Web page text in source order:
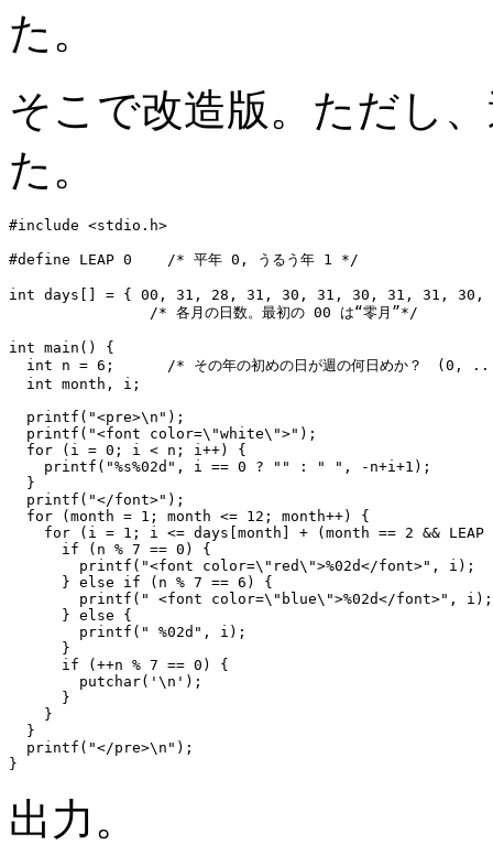
た。
そこで改造版。ただし
た。
#include <stdio.h>
#define LEAP 0    /* 平年 0, うるう年 1 */
int days[] = { 00, 31, 28, 31, 30, 31, 30, 31, 31, 30,
                /* 各月の日数。最初の 00 は“零月”*/
int main() {
int n = 6;      /* その年の初めの日が週の何日めか？　(0,
  int month, i;
  printf("<pre>\n");
  printf("<font color=\"white\">");
  for (i = 0; i < n; i++) {
    printf("%s%02d", i == 0 ? "" : " ", -n+i+1);
  }
  printf("</font>");
  for (month = 1; month <= 12; month++) {
for (i = 1; i <= days[month] + (month == 2 && LEAP
      if (n % 7 == 0) {
        printf("<font color=\"red\">%02d</font>", i);
      } else if (n % 7 == 6) {
        printf(" <font color=\"blue\">%02d</font>", i);
      } else {
        printf(" %02d", i);
      }
      if (++n % 7 == 0) {
        putchar('\n');
      }
    }
  }
  printf("</pre>\n");
出力。